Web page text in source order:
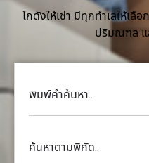
โกดังให้เช่า มีทุกทำเลให้เลื
ปริมณฑล แ
พิมพ์คำค้นหา..
ค้นหาตามพิกัด..